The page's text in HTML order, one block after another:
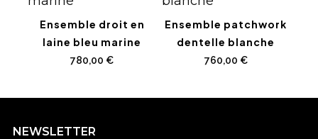
Ensemble droit en
laine bleu marine
780,00 €
Ensemble patchwork
dentelle blanche
760,00 €
NEWSLETTER